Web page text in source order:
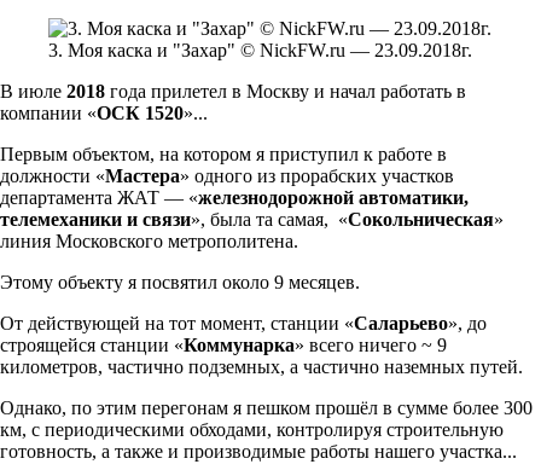
3. Моя каска и "Захар" © NickFW.ru — 23.09.2018г.
В июле 2018 года прилетел в Москву и начал работать в
компании «ОСК 1520»...
Первым объектом, на котором я приступил к работе в
должности «Мастера» одного из прорабских участков
департамента ЖАТ — «железнодорожной автоматики,
телемеханики и связи», была та самая, «Сокольническая»
линия Московского метрополитена.
Этому объекту я посвятил около 9 месяцев.
От действующей на тот момент, станции «Саларьево», до
строящейся станции «Коммунарка» всего ничего ~ 9
километров, частично подземных, а частично наземных путей.
Однако, по этим перегонам я пешком прошёл в сумме более 300
км, с периодическими обходами, контролируя строительную
готовность, а также и производимые работы нашего участка...